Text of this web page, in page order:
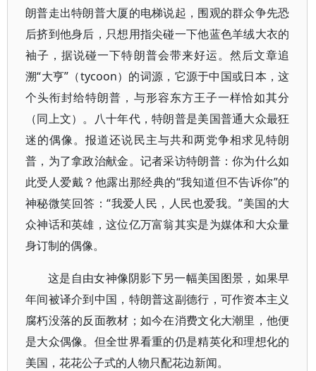
朗普走出特朗普大厦的电梯说起，围观的群众争先恐
后挤到他身后，只想用指尖碰一下他蓝色羊绒大衣的
袖子，据说碰一下特朗普会带来好运。然后文章追
溯“大亨”（tycoon）的词源，它源于中国或日本，这
个头衔封给特朗普，与形容东方王子一样恰如其分
（同上文）。八十年代，特朗普是美国普通大众最狂
迷的偶像。报道还说民主与共和两党争相求见特朗
普，为了拿政治献金。记者采访特朗普：你为什么如
此受人爱戴？他露出那经典的“我知道但不告诉你”的
神秘微笑回答：“我爱人民，人民也爱我。”美国的大
众神话和英雄，这位亿万富翁其实是为媒体和大众量
身订制的偶像。
这是自由女神像阴影下另一幅美国图景，如果早
年间被译介到中国，特朗普这副德行，可作资本主义
腐朽没落的反面教材；如今在消费文化大潮里，他便
是大众偶像。但全世界看重的仍是精英化和理想化的
美国，花花公子式的人物只配花边新闻。